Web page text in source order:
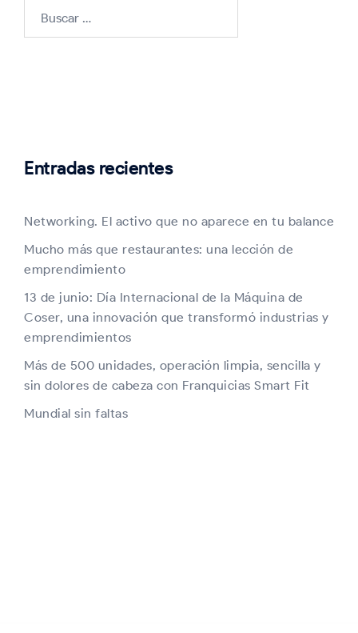
Entradas recientes
Networking. El activo que no aparece en tu balance
Mucho más que restaurantes: una lección de
emprendimiento
13 de junio: Día Internacional de la Máquina de
Coser, una innovación que transformó industrias y
emprendimientos
Más de 500 unidades, operación limpia, sencilla y
sin dolores de cabeza con Franquicias Smart Fit
Mundial sin faltas